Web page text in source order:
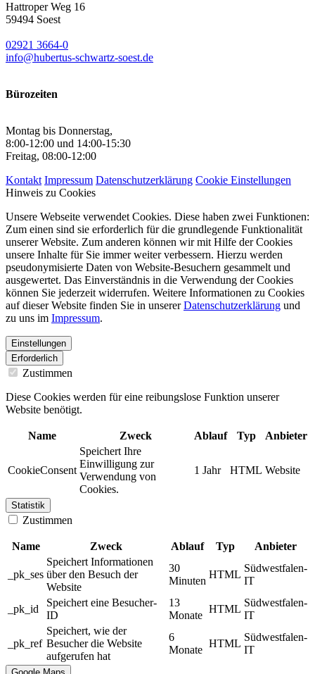
Hattroper Weg 16
59494 Soest
02921 3664-0
info@hubertus-schwartz-soest.de
Bürozeiten
Montag bis Donnerstag,
8:00-12:00 und 14:00-15:30
Freitag, 08:00-12:00
Kontakt Impressum Datenschutzerklärung Cookie Einstellungen
Hinweis zu Cookies
Unsere Webseite verwendet Cookies. Diese haben zwei Funktionen:
Zum einen sind sie erforderlich für die grundlegende Funktionalität
unserer Website. Zum anderen können wir mit Hilfe der Cookies
unsere Inhalte für Sie immer weiter verbessern. Hierzu werden
pseudonymisierte Daten von Website-Besuchern gesammelt und
ausgewertet. Das Einverständnis in die Verwendung der Cookies
können Sie jederzeit widerrufen. Weitere Informationen zu Cookies
auf dieser Website finden Sie in unsererDatenschutzerklärung und
zu uns im Impressum.
Einstellungen
Erforderlich
Zustimmen
Diese Cookies werden für eine reibungslose Funktion unserer
Website benötigt.
Name Zweck Ablauf Typ Anbieter
CookieConsent
Speichert Ihre
Einwilligung zur
Verwendung von
Cookies.
1 Jahr HTML Website
Statistik
Zustimmen
Name Zweck Ablauf Typ Anbieter
_pk_ses
Speichert Informationen
über den Besuch der
Website
30
Minuten
HTML
Südwestfalen-
IT
_pk_id
Speichert eine Besucher-
ID
13
Monate
HTML
Südwestfalen-
IT
_pk_ref
Speichert, wie der
Besucher die Website
aufgerufen hat
6
Monate
HTML
Südwestfalen-
IT